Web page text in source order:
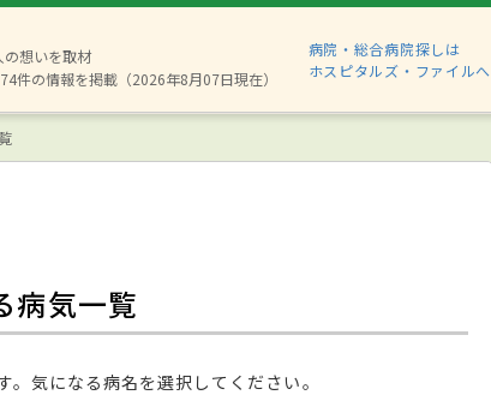
想いを取材
件の情報を掲載（2026年8月07日現在）
病院・総合病院探しは
ホスピタルズ・ファイルへ
病気一覧
気になる病名を選択してください。